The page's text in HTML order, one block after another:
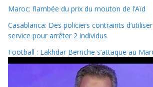
Maroc: flambée du prix du mouton de l’Aïd
Casablanca: Des policiers contraints
service pour arrêter 2 individus
Football : Lakhdar Berriche s’attaque au